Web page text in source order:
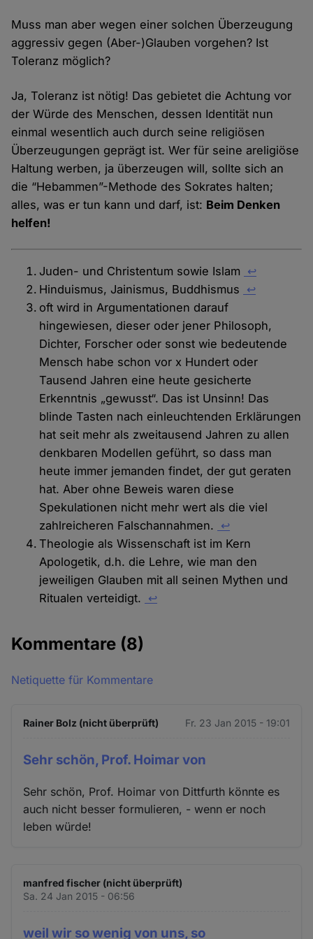
Muss man aber wegen einer solchen Überzeugung
aggressiv gegen (Aber-)Glauben vorgehen? Ist
Toleranz möglich?
Ja, Toleranz ist nötig! Das gebietet die Achtung vor
der Würde des Menschen, dessen Identität nun
einmal wesentlich auch durch seine religiösen
Überzeugungen geprägt ist. Wer für seine areligiöse
Haltung werben, ja überzeugen will, sollte sich an
die “Hebammen”-Methode des Sokrates halten;
alles, was er tun kann und darf, ist: Beim Denken
helfen!
Juden- und Christentum sowie Islam ↩
Hinduismus, Jainismus, Buddhismus ↩
oft wird in Argumentationen darauf
hingewiesen, dieser oder jener Philosoph,
Dichter, Forscher oder sonst wie bedeutende
Mensch habe schon vor x Hundert oder
Tausend Jahren eine heute gesicherte
Erkenntnis „gewusst“. Das ist Unsinn! Das
blinde Tasten nach einleuchtenden Erklärungen
hat seit mehr als zweitausend Jahren zu allen
denkbaren Modellen geführt, so dass man
heute immer jemanden findet, der gut geraten
hat. Aber ohne Beweis waren diese
Spekulationen nicht mehr wert als die viel
zahlreicheren Falschannahmen. ↩
Theologie als Wissenschaft ist im Kern
Apologetik, d.h. die Lehre, wie man den
jeweiligen Glauben mit all seinen Mythen und
Ritualen verteidigt. ↩
Kommentare (8)
Netiquette für Kommentare
Rainer Bolz (nicht überprüft) Fr. 23 Jan 2015 - 19:01
Sehr schön, Prof. Hoimar von
Sehr schön, Prof. Hoimar von Dittfurth könnte es
auch nicht besser formulieren, - wenn er noch
leben würde!
manfred fischer (nicht überprüft)
Sa. 24 Jan 2015 - 06:56
weil wir so wenig von uns, so